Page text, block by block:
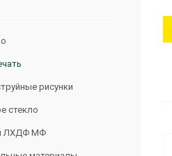
рисунки
стекло
ЛХДФ МФ